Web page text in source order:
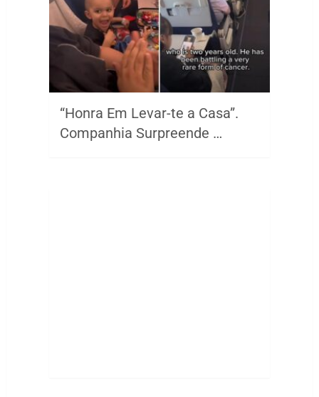
“Honra Em Levar-te a Casa”.
Companhia Surpreende …